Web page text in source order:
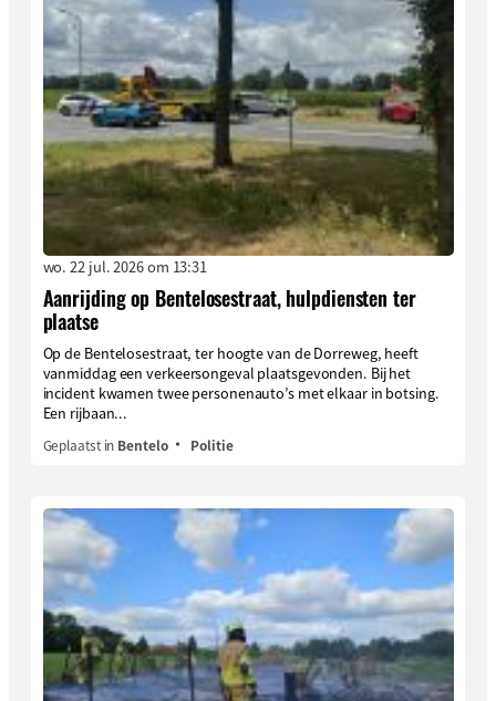
wo. 22 jul. 2026 om 13:31
Aanrijding op Bentelosestraat, hulpdiensten ter
plaatse
Op de Bentelosestraat, ter hoogte van de Dorreweg, heeft
vanmiddag een verkeersongeval plaatsgevonden. Bij het
incident kwamen twee personenauto’s met elkaar in botsing.
Een rijbaan...
Geplaatst in Bentelo Politie